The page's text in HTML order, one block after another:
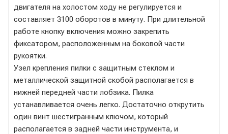
двигателя на холостом ходу не регулируется и
составляет 3100 оборотов в минуту. При длительной
работе кнопку включения можно закрепить
фиксатором, расположенным на боковой части
рукоятки.
Узел крепления пилки с защитным стеклом и
металлической защитной скобой располагается в
нижней передней части лобзика. Пилка
устанавливается очень легко. Достаточно открутить
один винт шестигранным ключом, который
располагается в задней части инструмента, и